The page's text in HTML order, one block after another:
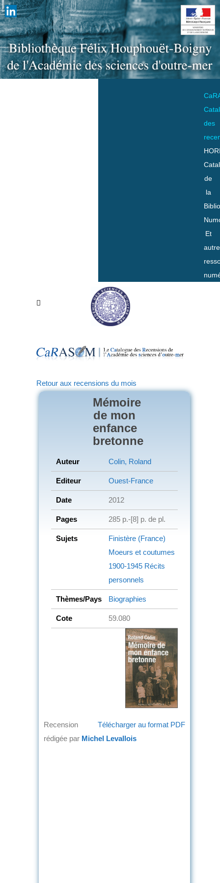
des
de
la
Et
Retour aux recensions du mois
Mémoire
de mon
enfance
bretonne
Auteur Colin, Roland
Editeur Ouest-France
Date 2012
Pages 285 p.-[8] p. de pl.
Sujets
Finistère (France)
Moeurs et coutumes
1900-1945 Récits
personnels
Thèmes/Pays Biographies
Cote 59.080
Télécharger au format PDF
Recension
rédigée par Michel Levallois